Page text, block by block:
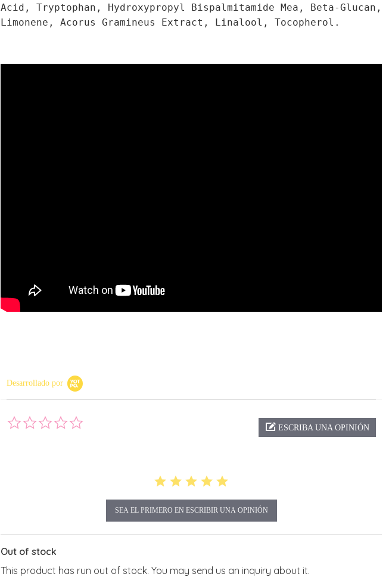
Acid, Tryptophan, Hydroxypropyl Bispalmitamide Mea, Beta-Glucan,
Limonene, Acorus Gramineus Extract, Linalool, Tocopherol.
Desarrollado por
ESCRIBA UNA OPINIÓN
SEA EL PRIMERO EN ESCRIBIR UNA OPINIÓN
Out of stock
This product has run out of stock. You may send us an inquiry about it.